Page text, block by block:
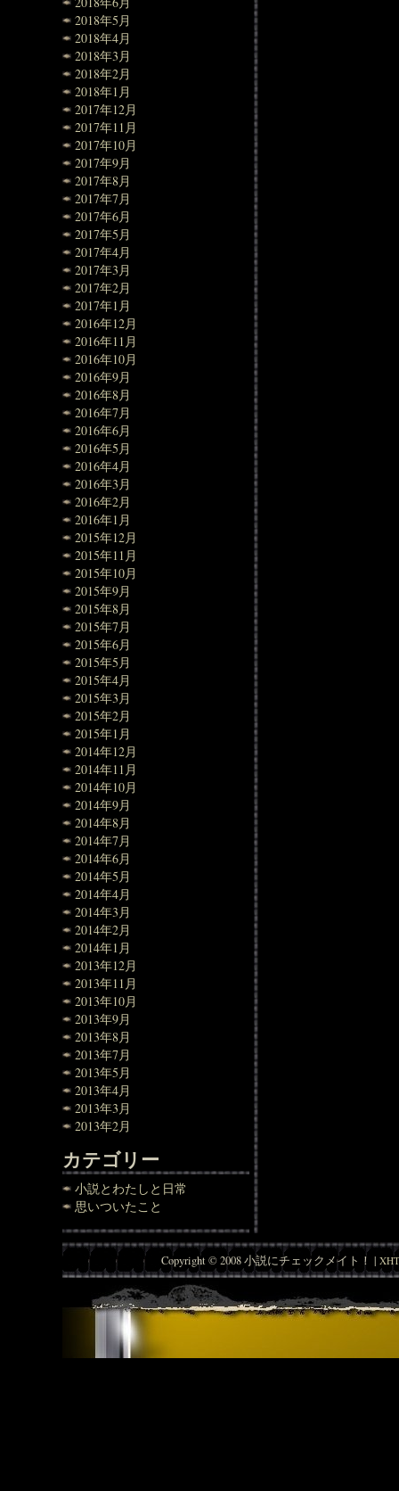
2018年5月
2018年4月
2018年3月
2018年2月
2018年1月
2017年12月
2017年11月
2017年10月
2017年9月
2017年8月
2017年7月
2017年6月
2017年5月
2017年4月
2017年3月
2017年2月
2017年1月
2016年12月
2016年11月
2016年10月
2016年9月
2016年8月
2016年7月
2016年6月
2016年5月
2016年4月
2016年3月
2016年2月
2016年1月
2015年12月
2015年11月
2015年10月
2015年9月
2015年8月
2015年7月
2015年6月
2015年5月
2015年4月
2015年3月
2015年2月
2015年1月
2014年12月
2014年11月
2014年10月
2014年9月
2014年8月
2014年7月
2014年6月
2014年5月
2014年4月
2014年3月
2014年2月
2014年1月
2013年12月
2013年11月
2013年10月
2013年9月
2013年8月
2013年7月
2013年5月
2013年4月
2013年3月
2013年2月
カテゴリー
小説とわたしと日常
思いついたこと
Copyright © 2008 小説にチェックメイト！ |